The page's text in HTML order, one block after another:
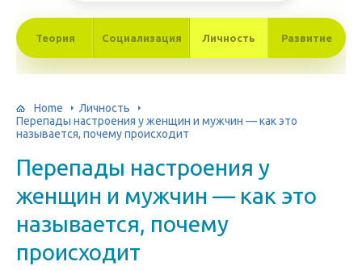
Теория Социализация Личность Развитие
Home
Личность
Перепады настроения у женщин и мужчин — как это
называется, почему происходит
Перепады настроения у
женщин и мужчин — как это
называется, почему
происходит